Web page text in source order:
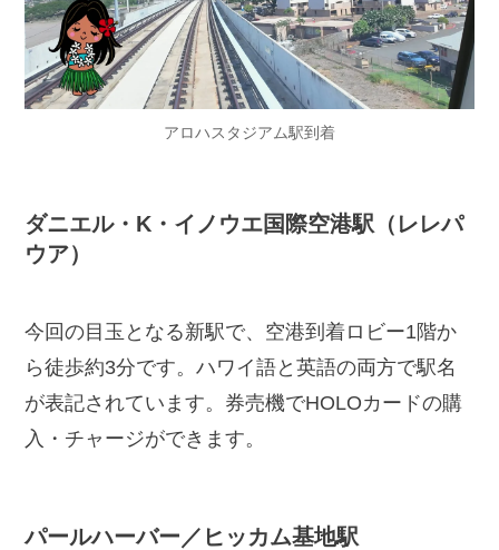
アロハスタジアム駅到着
ダニエル・K・イノウエ国際空港駅（レレパ
ウア）
今回の目玉となる新駅で、空港到着ロビー1階か
ら徒歩約3分です。ハワイ語と英語の両方で駅名
が表記されています。券売機でHOLOカードの購
入・チャージができます。
パールハーバー／ヒッカム基地駅